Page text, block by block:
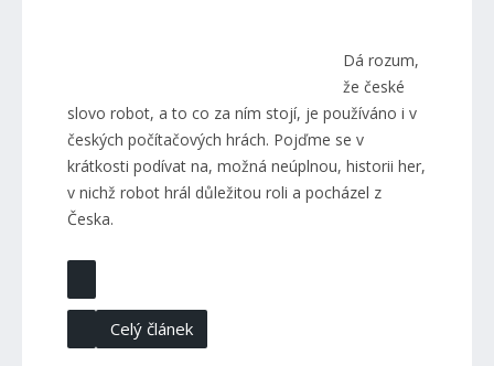
Dá rozum,
že české
slovo robot, a to co za ním stojí, je používáno i v
českých počítačových hrách. Pojďme se v
krátkosti podívat na, možná neúplnou, historii her,
v nichž robot hrál důležitou roli a pocházel z
Česka.
Celý článek